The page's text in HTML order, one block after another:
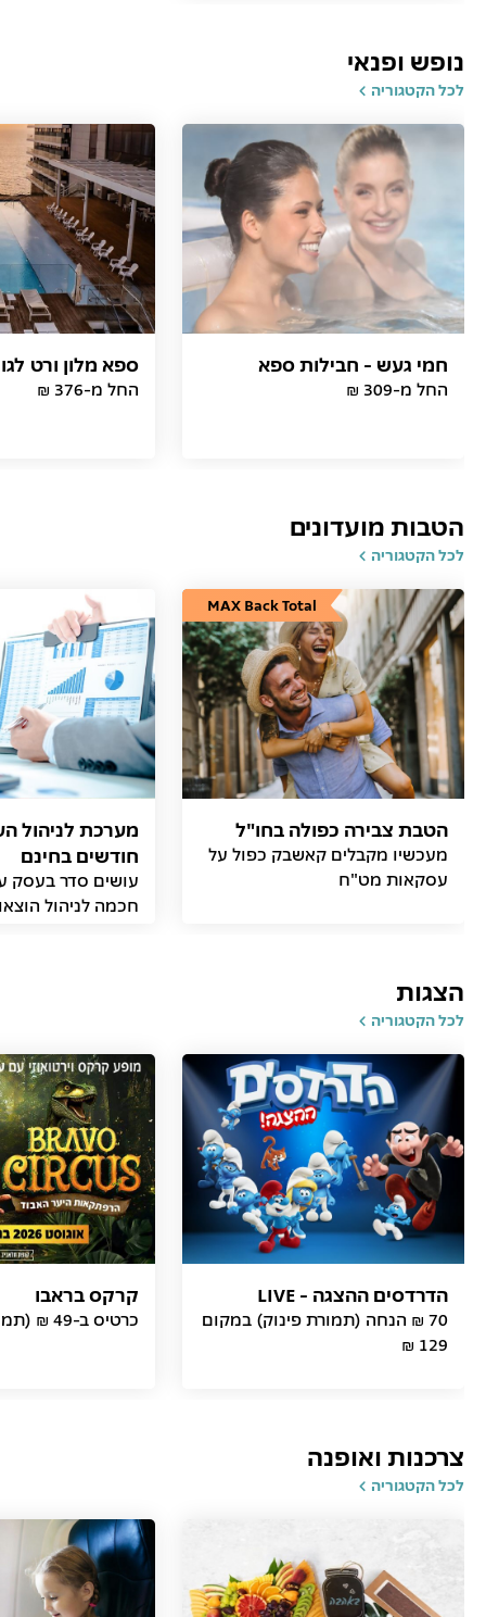
נופש ופנאי
לכל הקטגוריה
חמי געש - חבילות ספא
החל מ-309 ₪
ספא מלון ורט
החל מ-376 ₪
הטבות מועדונים
לכל הקטגוריה
הטבת צבירה כפולה בחו"ל
מעכשיו מקבלים קאשבק כפול על
עסקאות מט"ח
MAX Back Total
חודשים בחינם
עושים סדר בעסק
חכמה לניהול
הצגות
לכל הקטגוריה
הדרדסים ההצגה - LIVE
70 ₪ הנחה (תמורת פינוק) במקום
129 ₪
קרקס בראבו
כרטיס ב-49 ₪ (תמורת פינוק)
צרכנות ואופנה
לכל הקטגוריה